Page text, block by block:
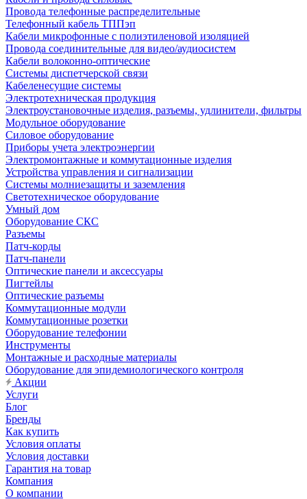
Провода телефонные распределительные
Телефонный кабель ТППэп
Кабели микрофонные с полиэтиленовой изоляцией
Провода соединительные для видео/аудиосистем
Кабели волоконно-оптические
Системы диспетчерской связи
Кабеленесущие системы
Электротехническая продукция
Электроустановочные изделия, разъемы, удлинители, фильтры
Модульное оборудование
Силовое оборудование
Приборы учета электроэнергии
Электромонтажные и коммутационные изделия
Устройства управления и сигнализации
Системы молниезащиты и заземления
Светотехническое оборудование
Умный дом
Оборудование СКС
Разъемы
Патч-корды
Патч-панели
Оптические панели и аксессуары
Пигтейлы
Оптические разъемы
Коммутационные модули
Коммутационные розетки
Оборудование телефонии
Инструменты
Монтажные и расходные материалы
Оборудование для эпидемиологического контроля
Акции
Услуги
Блог
Бренды
Как купить
Условия оплаты
Условия доставки
Гарантия на товар
Компания
О компании